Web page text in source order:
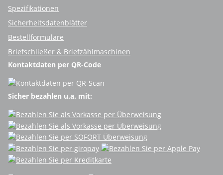
Spezifikationen
Sicherheitsdatenblätter
Bestellformulare
Briefschließer & Briefzählmaschinen
Kontaktdaten per QR-Code
Sicher bezahlen u.a. mit: